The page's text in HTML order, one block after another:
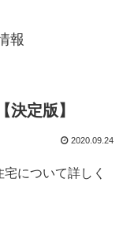
報
決定版】
2020.09.24
について詳しく